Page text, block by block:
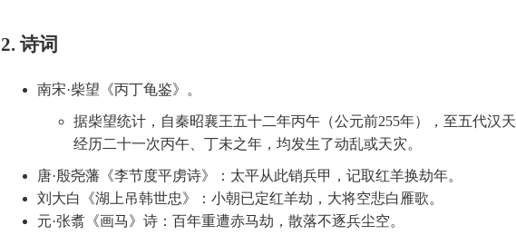
2. 诗词
南宋·柴望《丙丁龟鉴》。
据柴望统计，自秦昭襄王五十二年丙午（公元前255年），至五代汉
经历二十一次丙午、丁未之年，均发生了动乱或天灾。
唐·殷尧藩《李节度平虏诗》：太平从此销兵甲，记取红羊换劫年。
刘大白《湖上吊韩世忠》：小朝已定红羊劫，大将空悲白雁歌。
元·张翥《画马》诗：百年重遭赤马劫，散落不逐兵尘空。